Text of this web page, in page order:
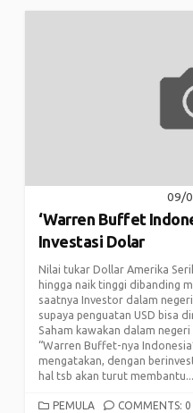
09/
‘Warren Buffet
Investasi Dolar
Nilai tukar Dollar Amerika
hingga naik tinggi dibanding
saatnya Investor dalam
supaya penguatan USD bisa
Saham kawakan dalam
“Warren Buffet-nya
mengatakan, dengan
hal tsb akan turut membantu...
CATEGORIES
PEMULA COMMENTS: 0